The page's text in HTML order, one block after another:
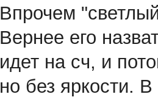
Впрочем
Вернее его
идет на сч, и
но без яркости.